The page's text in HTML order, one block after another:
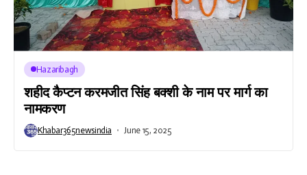
Hazaribagh
शहीद कैप्टन करमजीत सिंह बक्शी के नाम पर मार्ग का
नामकरण
Khabar365newsindia June 15, 2025